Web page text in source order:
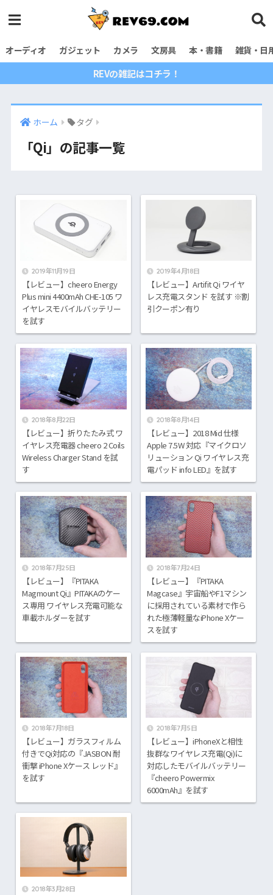
オーディオ ガジェット カメラ 文房具 本・書籍 雑貨・日
REVの雑記はコチラ！
ホーム タグ
「Qi」の記事一覧
2019年11月19日
【レビュー】cheero Energy
Plus mini 4400mAh CHE-105 ワ
イヤレスモバイルバッテリー
を試す
2019年4月18日
【レビュー】Artifit Qi ワイヤ
レス充電スタンド を試す ※割
引クーポン有り
2018年8月22日
【レビュー】折りたたみ式 ワ
イヤレス充電器 cheero 2 Coils
Wireless Charger Stand を試
す
2018年8月14日
【レビュー】2018 Mid 仕様
Apple 7.5W 対応『マイクロソ
リューション Qi ワイヤレス充
電パッド info LED』を試す
2018年7月25日
【レビュー】『PITAKA
Magmount Qi』PITAKAのケー
ス専用 ワイヤレス充電可能な
車載ホルダーを試す
2018年7月24日
【レビュー】『PITAKA
Magcase』宇宙船やF1マシン
に採用されている素材で作ら
れた極薄軽量なiPhone Xケー
スを試す
2018年7月18日
【レビュー】ガラスフィルム
付きでQi対応の『JASBON 耐
衝撃 iPhone Xケース レッド』
を試す
2018年7月5日
【レビュー】iPhoneXと相性
抜群なワイヤレス充電(Qi)に
対応したモバイルバッテリー
『cheero Powermix
6000mAh』を試す
2018年3月28日